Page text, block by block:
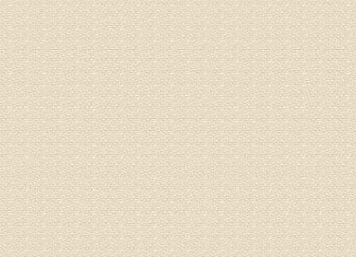
姓名
病情描
都不理
专家回
况，不
姓名：
病情描
专家回
正骨、